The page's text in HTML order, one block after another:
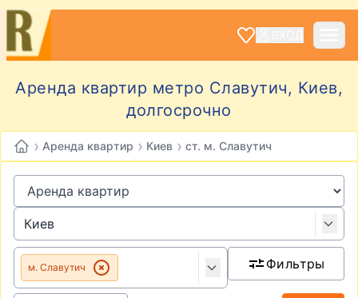
Аренда квартир метро Славутич, Киев,
долгосрочно
› Аренда квартир › Киев › ст. м. Славутич
м. Славутич Фильтры